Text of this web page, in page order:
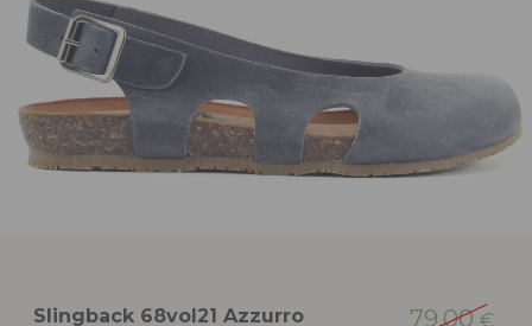
Slingback 68vol21 Azzurro 79,00€